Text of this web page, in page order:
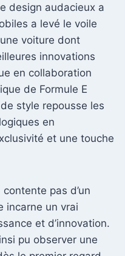
design audacieux a
a levé le voile
voiture dont
innovations
en collaboration
de Formule E
style repousse les
en
et une touche
pas d’un
incarne un vrai
et d’innovation.
pu observer une